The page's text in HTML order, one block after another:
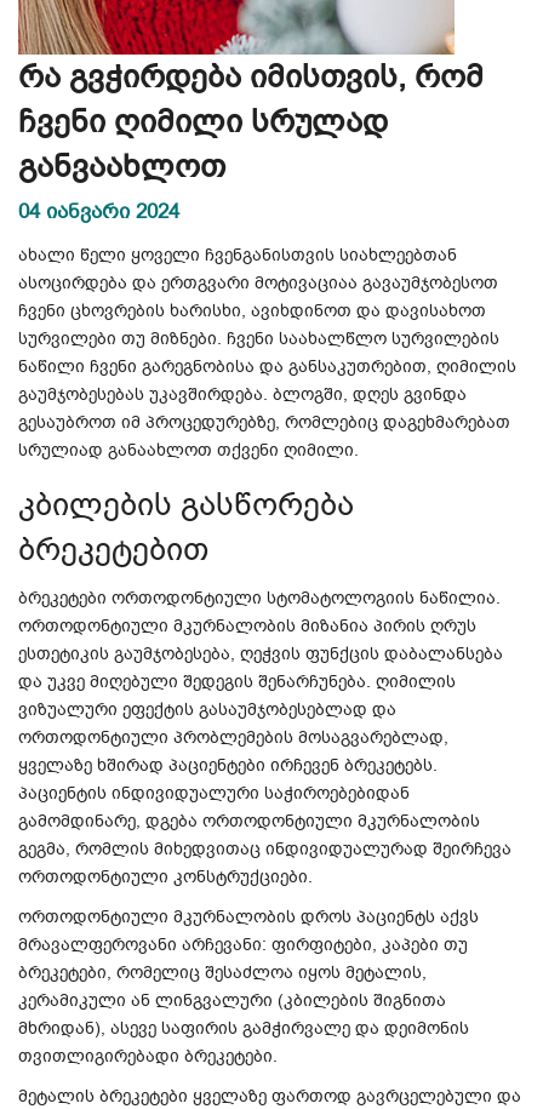
რა გვჭირდება იმისთვის, რომ
ჩვენი ღიმილი სრულად
განვაახლოთ
04 იანვარი 2024
ახალი წელი ყოველი ჩვენგანისთვის სიახლეებთან
ასოცირდება და ერთგვარი მოტივაციაა გავაუმჯობესოთ
ჩვენი ცხოვრების ხარისხი, ავიხდინოთ და დავისახოთ
სურვილები თუ მიზნები. ჩვენი საახალწლო სურვილების
ნაწილი ჩვენი გარეგნობისა და განსაკუთრებით, ღიმილის
გაუმჯობესებას უკავშირდება. ბლოგში, დღეს გვინდა
გესაუბროთ იმ პროცედურებზე, რომლებიც დაგეხმარებათ
სრულიად განაახლოთ თქვენი ღიმილი.
კბილების გასწორება
ბრეკეტებით
ბრეკეტები ორთოდონტიული სტომატოლოგიის ნაწილია.
ორთოდონტიული მკურნალობის მიზანია პირის ღრუს
ესთეტიკის გაუმჯობესება, ღეჭვის ფუნქცის დაბალანსება
და უკვე მიღებული შედეგის შენარჩუნება. ღიმილის
ვიზუალური ეფექტის გასაუმჯობესებლად და
ორთოდონტიული პრობლემების მოსაგვარებლად,
ყველაზე ხშირად პაციენტები ირჩევენ ბრეკეტებს.
პაციენტის ინდივიდუალური საჭიროებებიდან
გამომდინარე, დგება ორთოდონტიული მკურნალობის
გეგმა, რომლის მიხედვითაც ინდივიდუალურად შეირჩევა
ორთოდონტიული კონსტრუქციები.
ორთოდონტიული მკურნალობის დროს პაციენტს აქვს
მრავალფეროვანი არჩევანი: ფირფიტები, კაპები თუ
ბრეკეტები, რომელიც შესაძლოა იყოს მეტალის,
კერამიკული ან ლინგვალური (კბილების შიგნითა
მხრიდან), ასევე საფირის გამჭირვალე და დეიმონის
თვითლიგირებადი ბრეკეტები.
მეტალის ბრეკეტები ყველაზე ფართოდ გავრცელებული და